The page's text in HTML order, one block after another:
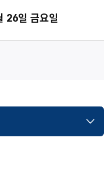
26일 금요일